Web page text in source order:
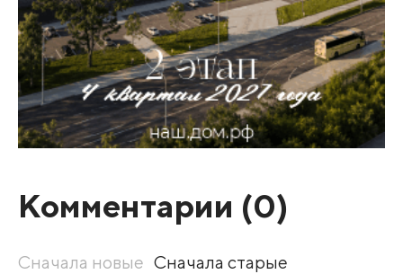
Комментарии (0)
Сначала новые Сначала старые